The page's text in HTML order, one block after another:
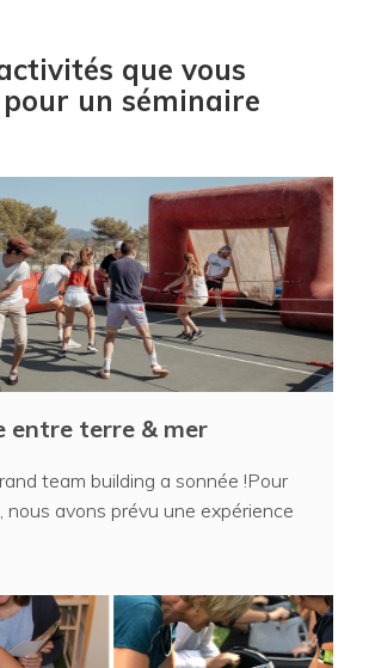
que vous
un séminaire
entre terre & mer
team building a sonnée !Pour
nous avons prévu une expérience